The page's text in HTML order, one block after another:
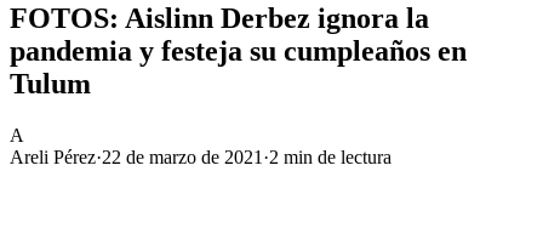
FOTOS: Aislinn Derbez ignora la
pandemia y festeja su cumpleaños en
Tulum
A
Areli Pérez·22 de marzo de 2021 ·2 min de lectura